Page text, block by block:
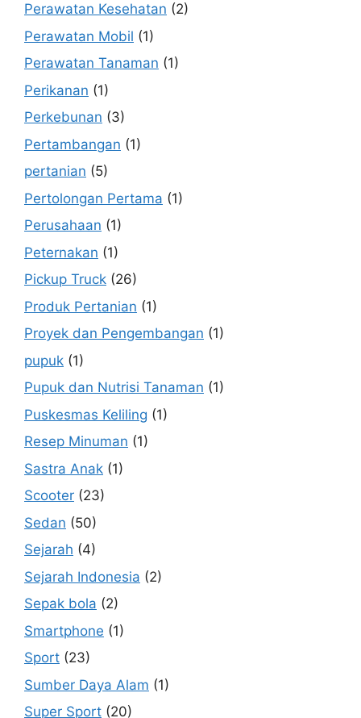
Perawatan Kesehatan (2)
Perawatan Mobil (1)
Perawatan Tanaman (1)
Perikanan (1)
Perkebunan (3)
Pertambangan (1)
pertanian (5)
Pertolongan Pertama (1)
Perusahaan (1)
Peternakan (1)
Pickup Truck (26)
Produk Pertanian (1)
Proyek dan Pengembangan (1)
pupuk (1)
Pupuk dan Nutrisi Tanaman (1)
Puskesmas Keliling (1)
Resep Minuman (1)
Sastra Anak (1)
Scooter (23)
Sedan (50)
Sejarah (4)
Sejarah Indonesia (2)
Sepak bola (2)
Smartphone (1)
Sport (23)
Sumber Daya Alam (1)
Super Sport (20)